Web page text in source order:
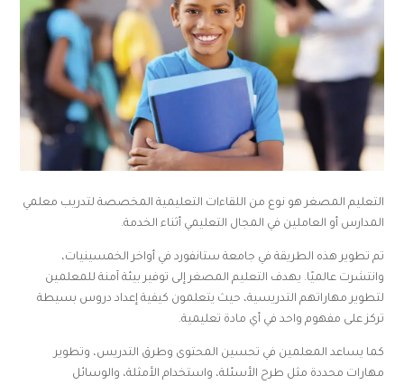
التعليم المصغر هو نوع من اللقاءات التعليمية المخصصة لتدريب معلمي
المدارس أو العاملين في المجال التعليمي أثناء الخدمة.
تم تطوير هذه الطريقة في جامعة ستانفورد في أواخر الخمسينيات،
وانتشرت عالميًا. يهدف التعليم المصغر إلى توفير بيئة آمنة للمعلمين
لتطوير مهاراتهم التدريسية، حيث يتعلمون كيفية إعداد دروس بسيطة
تركز على مفهوم واحد في أي مادة تعليمية.
كما يساعد المعلمين في تحسين المحتوى وطرق التدريس، وتطوير
مهارات محددة مثل طرح الأسئلة، واستخدام الأمثلة، والوسائل